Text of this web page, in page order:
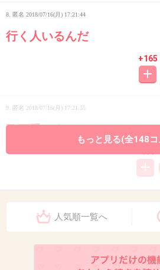
8. 匿名 2018/07/16(月) 17:21:44
行く人いるんだ
+165
9. 匿名 2018/07/16(月) 17:21:55
歌下手だよね
+139
何うたうの？
もっと見る(全148
人気順一覧へ